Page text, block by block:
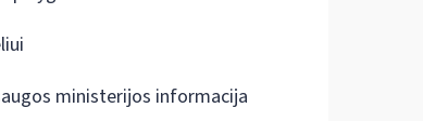
ministerijos informacija